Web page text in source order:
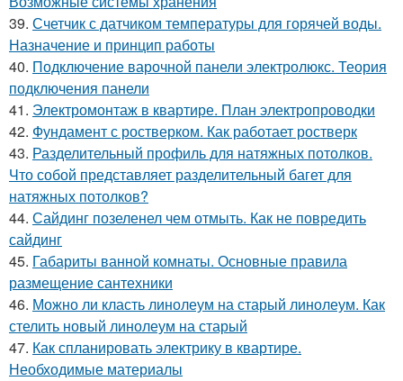
39. Счетчик с датчиком температуры для горячей воды.
Назначение и принцип работы
40. Подключение варочной панели электролюкс. Теория
подключения панели
41. Электромонтаж в квартире. План электропроводки
42. Фундамент с ростверком. Как работает ростверк
43. Разделительный профиль для натяжных потолков.
Что собой представляет разделительный багет для
натяжных потолков?
44. Сайдинг позеленел чем отмыть. Как не повредить
сайдинг
45. Габариты ванной комнаты. Основные правила
размещение сантехники
46. Можно ли класть линолеум на старый линолеум. Как
стелить новый линолеум на старый
47. Как спланировать электрику в квартире.
Необходимые материалы